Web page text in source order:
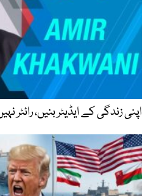
اپنی زندگی کے ایڈیٹر بنیں، رائٹر